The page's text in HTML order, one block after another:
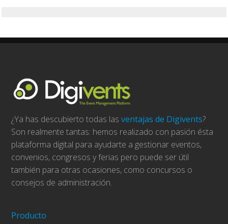
¿Ya has descubierto todas lasventajas de Digivents?
Son realmente tantas: hemos realizado con pasión ésta
plataforma digital para ayudarte a gestionar eventos,
convenios, congresos y ferias pero puede ser útil
también para otras ocasiones, como concursos o
consejos de administración.
Producto